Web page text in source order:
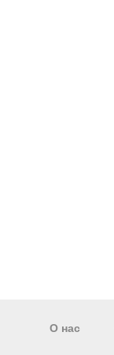
О нас